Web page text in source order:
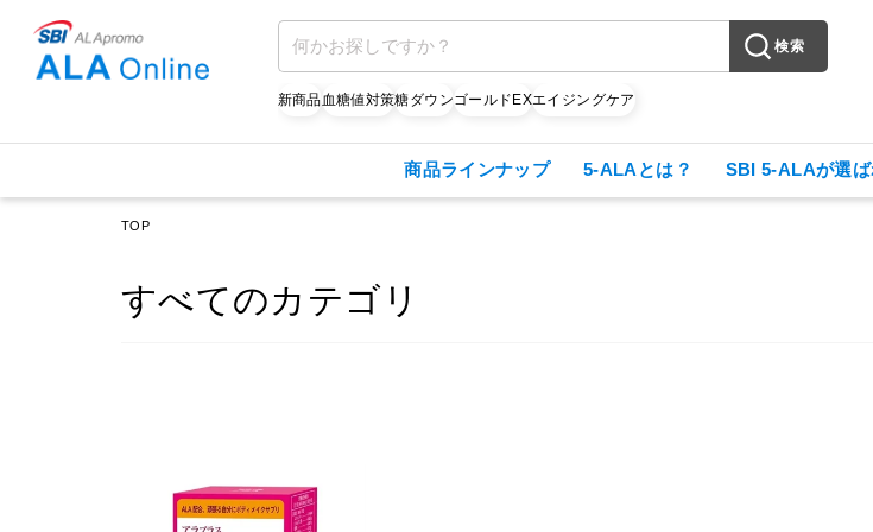
検索
新商品血糖値対策糖ダウンゴールドEXエイジングケア
商品ラインナップ 5-ALAとは？ SBI 5-ALAが選ば
TOP
すべてのカテゴリ